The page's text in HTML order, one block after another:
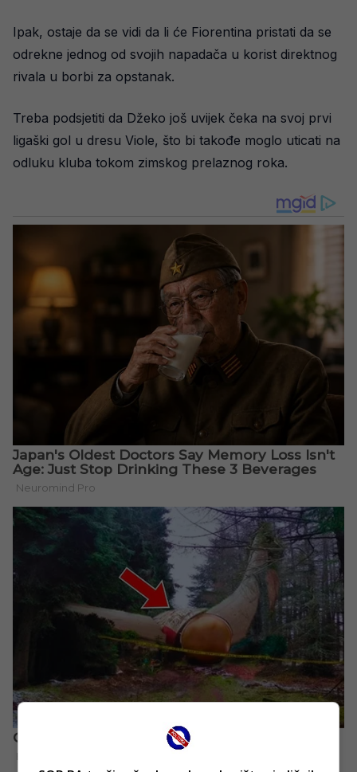
Ipak, ostaje da se vidi da li će Fiorentina pristati da se
odrekne jednog od svojih napadača u korist direktnog
rivala u borbi za opstanak.
Treba podsjetiti da Džeko još uvijek čeka na svoj prvi
ligaški gol u dresu Viole, što bi takođe moglo uticati na
odluku kluba tokom zimskog prelaznog roka.